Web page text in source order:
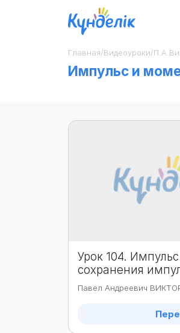
Главная/Видеоуроки/
Импульс и
Урок 104.
сохранения
Павел Андреевич